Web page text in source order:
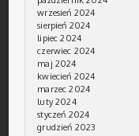
wrzesień 2024
sierpień 2024
lipiec 2024
czerwiec 2024
maj 2024
kwiecień 2024
marzec 2024
luty 2024
styczeń 2024
grudzień 2023